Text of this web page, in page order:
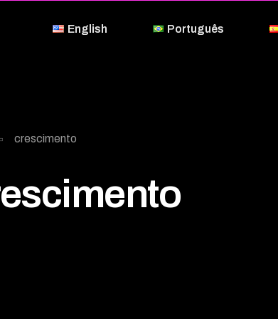
English Português
crescimento